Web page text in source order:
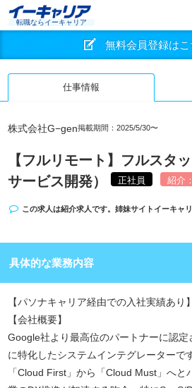
転職ならイーキャリア
無料会員登録はこ
仕事情報
株式会社G−gen掲載期間：2025/5/30〜
【フルリモート】フルスタ
サービス開発）
正社員 紹介
この求人は紹介求人です。姉妹サイト イーキャ
具体的な業務内容
【パソナキャリア経由での入社実績あり】
【会社概要】
Google社より最高位のパートナーに認
に特化したシステムインテグレーターです
「Cloud First」から「Cloud Must」へと